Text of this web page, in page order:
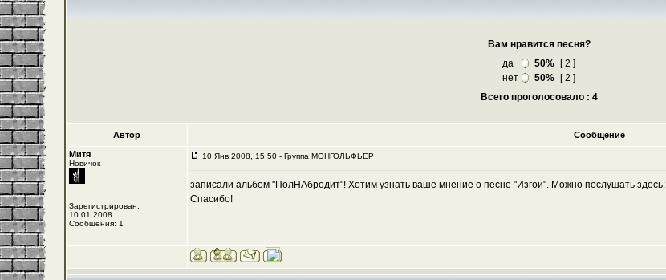
Вам нравится песня?
да
50%
[ 2 ]
нет
50%
[ 2 ]
Всего проголосовало : 4
Автор
Сообщение
Митя
Новичок
Зарегистрирован:
10.01.2008
Сообщения: 1
10 Янв 2008, 15:50 - Группа МОНГОЛЬФЬЕР
записали альбом "ПолНАбродит"! Хотим узнать ваше мнение о песне "Изгои". Можно послушать здесь:
Спасибо!